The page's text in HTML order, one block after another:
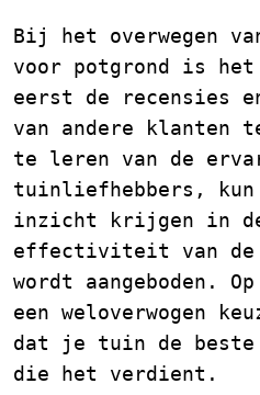
Bij het overwegen
voor potgrond is het
eerst de recensies
van andere klanten
te leren van de
tuinliefhebbers,
inzicht krijgen in
effectiviteit van de
wordt aangeboden.
een weloverwogen
dat je tuin de
die het verdient.